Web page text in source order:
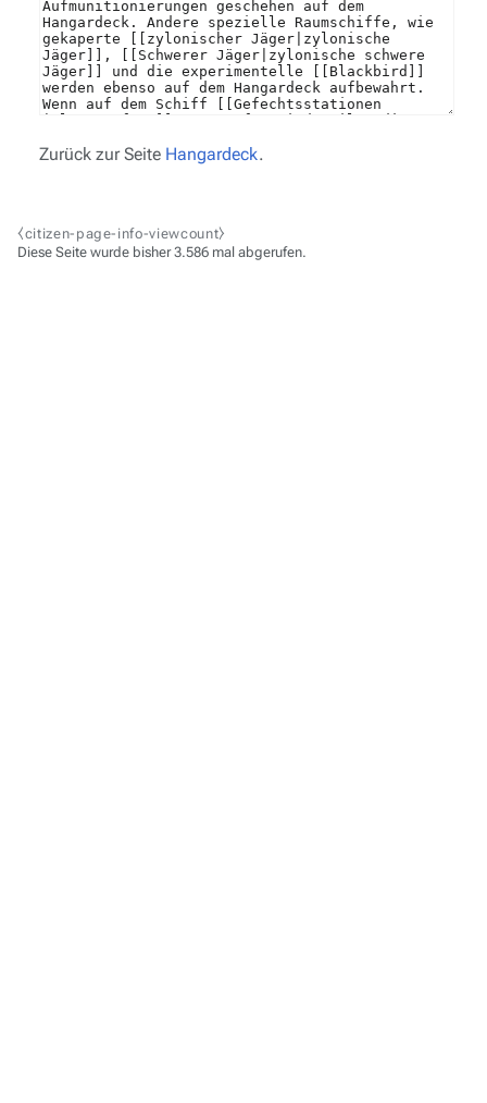
Zurück zur Seite Hangardeck.
⧼citizen-page-info-viewcount⧽
Diese Seite wurde bisher 3.586 mal abgerufen.